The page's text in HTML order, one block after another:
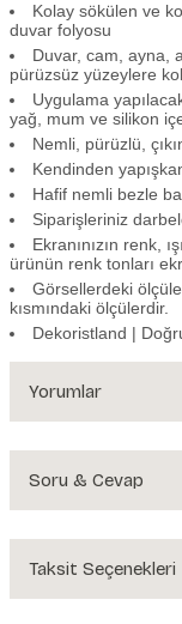
Kolay sökülen ve
duvar folyosu
Duvar, cam, ayna,
pürüzsüz yüzeylere
Uygulama
yağ, mum ve silikon
Nemli, pürüzlü,
Kendinden
Hafif nemli bezle
Siparişleriniz
Ekranınızın renk,
ürünün renk tonları
Görsellerdeki
kısmındaki ölçülerdir.
Dekoristland |
Yorumlar
Soru & Cevap
Ürün
Taksit Seçenekleri